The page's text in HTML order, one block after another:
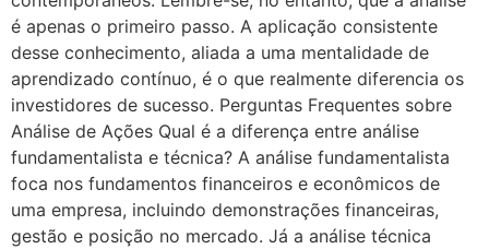
é apenas o primeiro passo. A aplicação consistente
desse conhecimento, aliada a uma mentalidade de
aprendizado contínuo, é o que realmente diferencia os
investidores de sucesso. Perguntas Frequentes sobre
Análise de Ações Qual é a diferença entre análise
fundamentalista e técnica? A análise fundamentalista
foca nos fundamentos financeiros e econômicos de
uma empresa, incluindo demonstrações financeiras,
gestão e posição no mercado. Já a análise técnica